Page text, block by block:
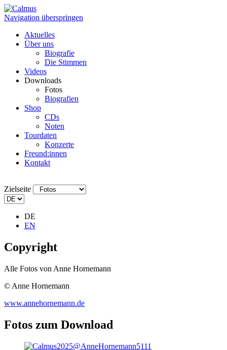
Navigation überspringen
Aktuelles
Über uns
Biografie
Die Stimmen
Videos
Downloads
Fotos
Biografien
Shop
CDs
Noten
Tourdaten
Konzerte
Freund:innen
Kontakt
Zielseite
DE
EN
Copyright
Alle Fotos von Anne Hornemann
© Anne Hornemann
www.annehornemann.de
Fotos zum Download